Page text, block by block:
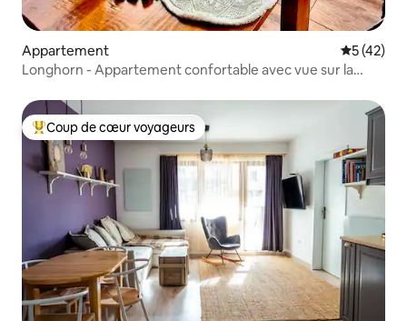
Appartement
5 (42)
Longhorn - Appartement confortable avec vue sur la
Coups de cœur voyageurs les plus appréciés
Coup de cœur voyageurs